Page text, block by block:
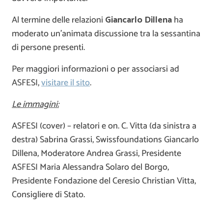
Al termine delle relazioni Giancarlo Dillenaha
moderato un’animata discussione tra la sessantina
di persone presenti.
Per maggiori informazioni o per associarsi ad
ASFESI,visitare il sito.
Le immagini:
ASFESI (cover) – relatori e on. C. Vitta (da sinistra a
destra) Sabrina Grassi, Swissfoundations Giancarlo
Dillena, Moderatore Andrea Grassi, Presidente
ASFESI Maria Alessandra Solaro del Borgo,
Presidente Fondazione del Ceresio Christian Vitta,
Consigliere di Stato.